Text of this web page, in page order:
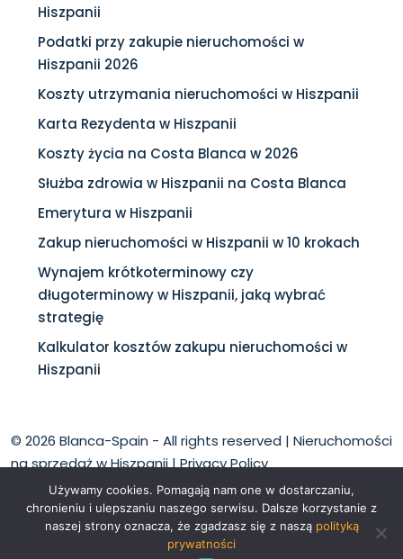
Hiszpanii
Podatki przy zakupie nieruchomości w
Hiszpanii 2026
Koszty utrzymania nieruchomości w Hiszpanii
Karta Rezydenta w Hiszpanii
Koszty życia na Costa Blanca w 2026
Służba zdrowia w Hiszpanii na Costa Blanca
Emerytura w Hiszpanii
Zakup nieruchomości w Hiszpanii w 10 krokach
Wynajem krótkoterminowy czy
długoterminowy w Hiszpanii, jaką wybrać
strategię
Kalkulator kosztów zakupu nieruchomości w
Hiszpanii
© 2026 Blanca-Spain - All rights reserved | Nieruchomości
na sprzedaż w Hiszpanii|Privacy Policy
Polski
Używamy cookies. Pomagają nam one w dostarczaniu,
chronieniu i ulepszaniu naszego serwisu. Dalsze korzystanie z
naszej strony oznacza, że zgadzasz się z naszą polityką
prywatności